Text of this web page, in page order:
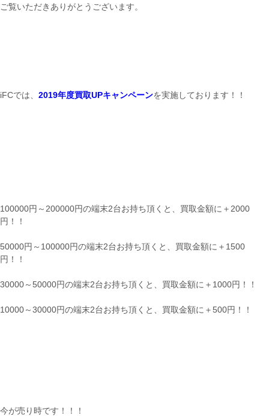
ご覧いただきありがとうございます。
iFCでは、 2019年度買取UPキャンペーンを実施しております！！
100000円～200000円の端末2台お持ち頂くと、買取金額に＋2000
円！！
50000円～100000円の端末2台お持ち頂くと、買取金額に＋1500
円！！
30000～50000円の端末2台お持ち頂くと、買取金額に＋1000円！！
10000～30000円の端末2台お持ち頂くと、買取金額に＋500円！！
今が売り時です！！！